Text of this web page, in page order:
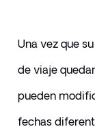
Una vez que
de viaje
pueden
fechas